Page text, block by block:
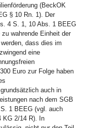
(BeckOK
§ 10 Rn. 1). Der
4 S. 1, 10 Abs. 1 BEEG
wahrende Einheit der
dass dies im
eine
Euro zur Folge haben
auch in
nach dem SGB
1 BEEG (vgl. auch
KG 2/14 R). In